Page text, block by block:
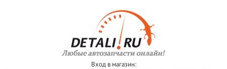
Вход в магазин: